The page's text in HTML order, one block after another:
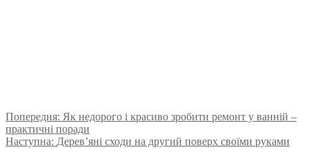
Попередня: Як недорого і красиво зробити ремонт у ванній –
практичні поради
Наступна: Дерев’яні сходи на другий поверх своїми руками